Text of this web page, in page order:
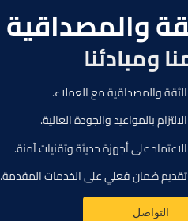
والمصداقية
ومبادئنا
الثقة والمصداقية مع العملاء.
الالتزام بالمواعيد والجودة العالية.
الاعتماد على أجهزة حديثة وتقنيات آمنة.
تقديم ضمان فعلي على الخدمات المقدمة.
التواصل